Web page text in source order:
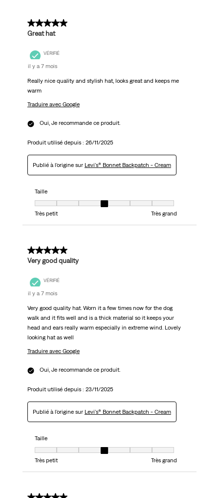
5 sur 5 étoiles.
Great hat
VÉRIFIÉ
il y a 7 mois
Really nice quality and stylish hat, looks great and keeps me
warm
Traduire avec Google
Oui, Je recommande ce produit.
Produit utilisé depuis : 26/11/2025
Publié à l'origine sur Levi's® Bonnet Backpatch - Cream
Taille
Très petit
Très grand
5 sur 5 étoiles.
Very good quality
VÉRIFIÉ
il y a 7 mois
Very good quality hat. Worn it a few times now for the dog
walk and it fits well and is a thick material so it keeps your
head and ears really warm especially in extreme wind. Lovely
looking hat as well
Traduire avec Google
Oui, Je recommande ce produit.
Produit utilisé depuis : 23/11/2025
Publié à l'origine sur Levi's® Bonnet Backpatch - Cream
Taille
Très petit
Très grand